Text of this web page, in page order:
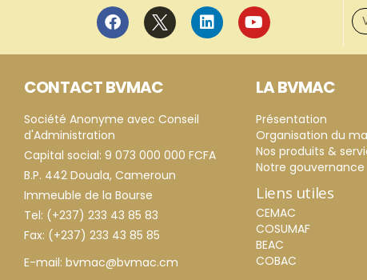
CONTACT BVMAC
Société Anonyme avec Conseil
d'Administration
Capital social: 9 073 000 000 FCFA
B.P. 442 Douala, Cameroun
Immeuble de la Bourse
Tel: (+237) 233 43 85 83
Fax: (+237) 233 43 85 85
E-mail: bvmac@bvmac.cm
LA BVMAC
Présentation
Organisation du
Nos produits &
Notre gouvernance
Liens utiles
CEMAC
COSUMAF
BEAC
COBAC